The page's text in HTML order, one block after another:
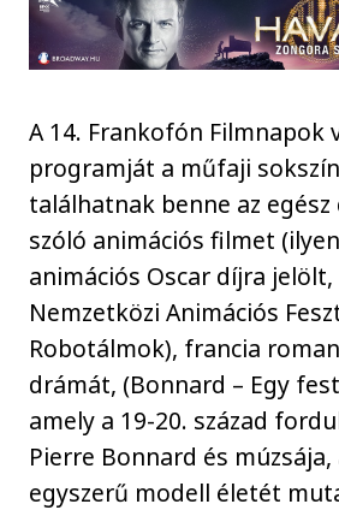
A 14. Frankofón Filmnapok
programját a műfaji
találhatnak benne az egész
szóló animációs filmet
animációs Oscar díjra jelölt,
Nemzetközi Animációs
Robotálmok), francia
drámát, (Bonnard – Egy
amely a 19-20. század
Pierre Bonnard és
egyszerű modell életét